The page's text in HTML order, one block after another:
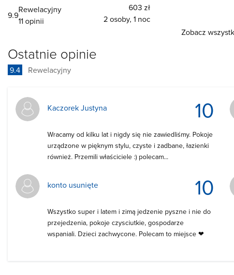
9.9
Rewelacyjny
11 opinii
603 zł
2 osoby, 1 noc
Zobacz
Ostatnie opinie
9.4 Rewelacyjny
10
Kaczorek Justyna
Wracamy od kilku lat i nigdy się nie zawiedliśmy. Pokoje
urządzone w pięknym stylu, czyste i zadbane, łazienki
również. Przemili właściciele :) polecam...
10
konto usunięte
Wszystko super i latem i zimą jedzenie pyszne i nie do
przejedzenia, pokoje czysciutkie, gospodarze
wspaniali. Dzieci zachwycone. Polecam to miejsce ❤